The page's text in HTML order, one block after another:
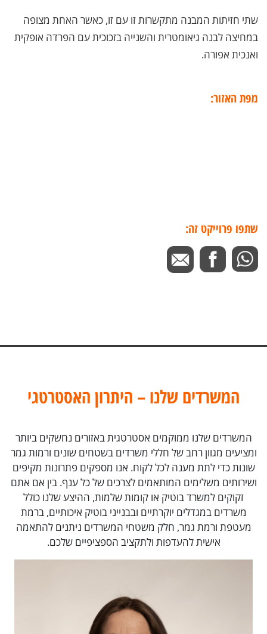
שתי חזיתות המבנה מתקשרות זו עם זו, כאשר האחת מצופה
במחיצה לבנה גיאומטרית והשנייה בזכוכית עם הפרדה אופקית
ואנכית אפורה.
מפת האזור:
שתפו פרוייקט זה:
המשרדים שלנו – היתרון האסטרטגי
המשרדים שלנו ממוקמים אסטרטגית באזורים נחשקים ביותר
ומציעים מגוון רחב של חללי משרדים בשטחים שונים ורמות גמר
שונות כדי לתת מענה לכל לקוח. אנו מספקים פתרונות מקיפים
ושירותים משלימים המותאמים לצרכים של כל ענף. בין אם אתם
זקוקים למשרד בוטיק או קומות שלמות, ההיצע שלנו כולל
משרדים במגדלים יוקרתיים ובבנייני בוטיק איכותיים, ברמת
מעטפת ורמת גמר, חלק משטחי המשרדים ניתנים להתאמה
אישית להעדפות ולתקציב הספציפיים שלכם.